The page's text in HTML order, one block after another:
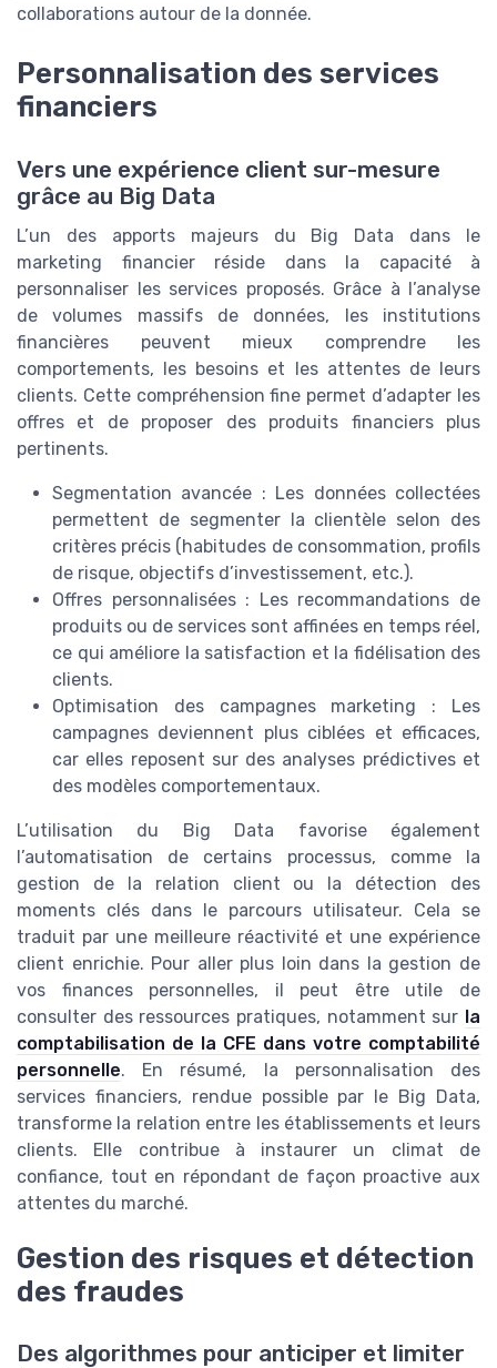
collaborations autour de la donnée.
Personnalisation des services
financiers
Vers une expérience client sur-mesure
grâce au Big Data
L’un des apports majeurs du Big Data dans le
marketing financier réside dans la capacité à
personnaliser les services proposés. Grâce à l’analyse
de volumes massifs de données, les institutions
financières peuvent mieux comprendre les
comportements, les besoins et les attentes de leurs
clients. Cette compréhension fine permet d’adapter les
offres et de proposer des produits financiers plus
pertinents.
Segmentation avancée : Les données collectées
permettent de segmenter la clientèle selon des
critères précis (habitudes de consommation, profils
de risque, objectifs d’investissement, etc.).
Offres personnalisées : Les recommandations de
produits ou de services sont affinées en temps réel,
ce qui améliore la satisfaction et la fidélisation des
clients.
Optimisation des campagnes marketing : Les
campagnes deviennent plus ciblées et efficaces,
car elles reposent sur des analyses prédictives et
des modèles comportementaux.
L’utilisation du Big Data favorise également
l’automatisation de certains processus, comme la
gestion de la relation client ou la détection des
moments clés dans le parcours utilisateur. Cela se
traduit par une meilleure réactivité et une expérience
client enrichie. Pour aller plus loin dans la gestion de
vos finances personnelles, il peut être utile de
consulter des ressources pratiques, notamment sur la
comptabilisation de la CFE dans votre comptabilité
personnelle. En résumé, la personnalisation des
services financiers, rendue possible par le Big Data,
transforme la relation entre les établissements et leurs
clients. Elle contribue à instaurer un climat de
confiance, tout en répondant de façon proactive aux
attentes du marché.
Gestion des risques et détection
des fraudes
Des algorithmes pour anticiper et limiter